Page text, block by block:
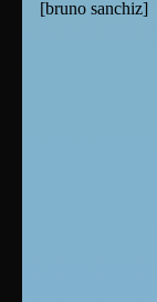
[bruno sanchiz]